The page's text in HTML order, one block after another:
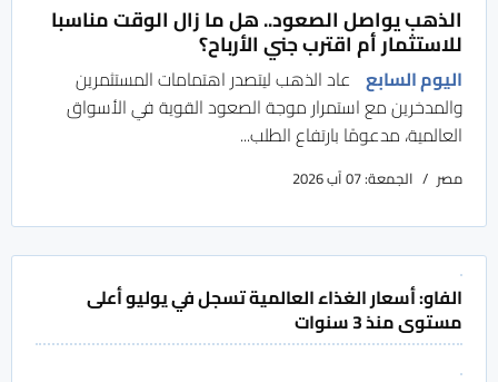
الذهب يواصل الصعود.. هل ما زال الوقت مناسبا
للاستثمار أم اقترب جني الأرباح؟
اليوم السابع عاد الذهب ليتصدر اهتمامات المستثمرين
والمدخرين مع استمرار موجة الصعود القوية في الأسواق
العالمية، مدعومًا بارتفاع الطلب...
مصر الجمعة: 07 آب 2026
الفاو: أسعار الغذاء العالمية تسجل في يوليو أعلى
مستوى منذ 3 سنوات